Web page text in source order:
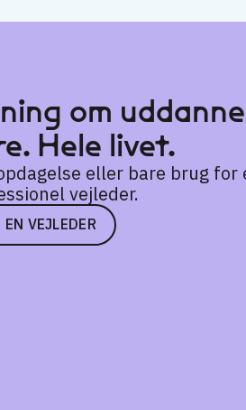
om
Hele livet.
eller bare brug
vejleder.
VEJLEDER